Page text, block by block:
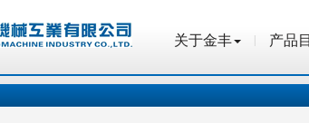
关于金丰 产品
关于金丰 产品